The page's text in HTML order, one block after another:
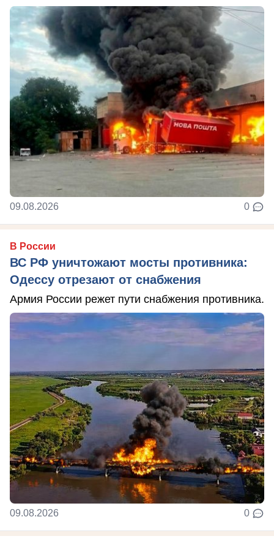
09.08.2026 0
В России
ВС РФ уничтожают мосты противника:
Одессу отрезают от снабжения
Армия России режет пути снабжения противника.
09.08.2026 0